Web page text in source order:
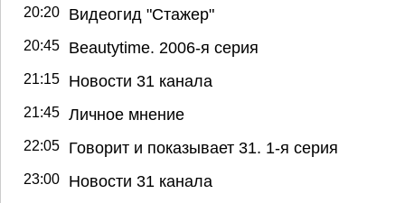
20:20 Видеогид "Стажер"
20:45 Beautytime. 2006-я серия
21:15 Новости 31 канала
21:45 Личное мнение
22:05 Говорит и показывает 31. 1-я серия
23:00 Новости 31 канала